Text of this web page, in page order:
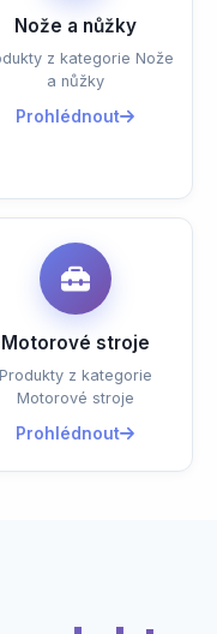
Nože a nůžky
z kategorie Nože
a nůžky
Prohlédnout
Motorové stroje
Produkty z kategorie
Motorové stroje
Prohlédnout